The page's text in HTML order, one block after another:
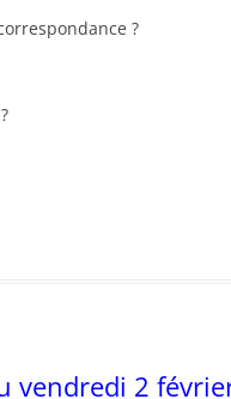
?
vendredi 2